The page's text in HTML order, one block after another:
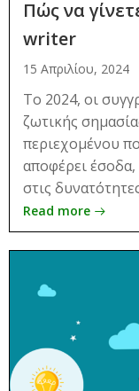
Πώς να
writer
15 Απριλίου, 2024
Το 2024, οι
ζωτικής
περιεχομένου
αποφέρει
στις
Read more